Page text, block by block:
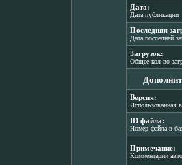
Дата:
Дата публикации
Последняя
Дата последней
Загрузок:
Общее кол-во
Версия:
Использованная
ID файла:
Номер файла в
Примечание:
Комментарии